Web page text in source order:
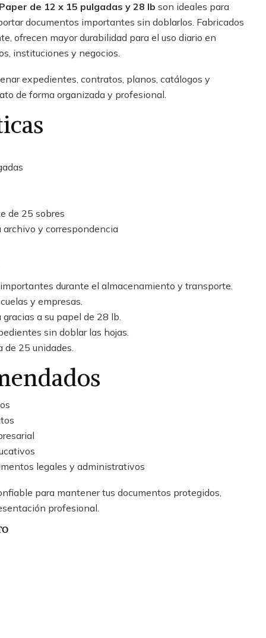
de 12 x 15 pulgadas y 28 lb son ideales para
documentos importantes sin doblarlos. Fabricados
ofrecen mayor durabilidad para el uso diario en
instituciones y negocios.
expedientes, contratos, planos, catálogos y
de forma organizada y profesional.
de 25 sobres
y correspondencia
durante el almacenamiento y transporte.
y empresas.
a su papel de 28 lb.
sin doblar las hojas.
de 25 unidades.
legales y administrativos
para mantener tus documentos protegidos,
profesional.